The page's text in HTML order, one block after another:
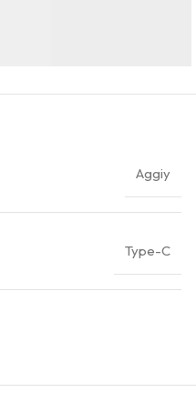
Aggiy
Type-C